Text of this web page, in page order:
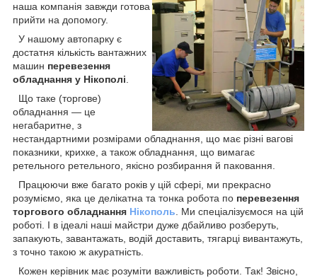
наша компанія завжди готова
прийти на допомогу.
У нашому автопарку є
достатня кількість вантажних
машин перевезення
обладнання у Нікополі
Що таке (торгове)
обладнання — це
негабаритне, з
нестандартними розмірами обладнання, що має різні вагові
показники, крихке, а також обладнання, що вимагає
ретельного ретельного, якісно розбирання й паковання.
Працюючи вже багато років у цій сфері, ми прекрасно
розуміємо, яка це делікатна та тонка робота по перевезення
торгового обладнання Нікополь . Ми спеціалізуємося на цій
роботі. І в ідеалі наші майстри дуже дбайливо розберуть,
запакують, завантажать, водій доставить, тягарці вивантажуть,
з точно такою ж акуратність.
Кожен керівник має розуміти важливість роботи. Так! Звісно,